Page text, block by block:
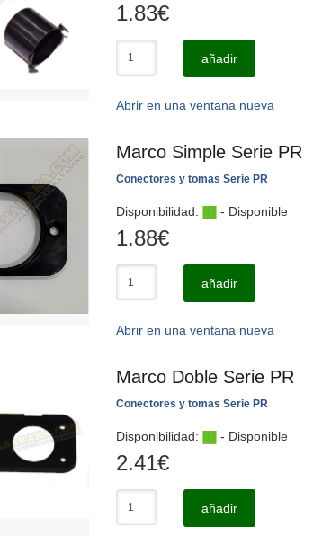
1.83€
añadir
Abrir en una ventana nueva
Marco Simple Serie PR
Conectores y tomas Serie PR
Disponibilidad: - Disponible
1.88€
añadir
Abrir en una ventana nueva
Marco Doble Serie PR
Conectores y tomas Serie PR
Disponibilidad: - Disponible
2.41€
añadir